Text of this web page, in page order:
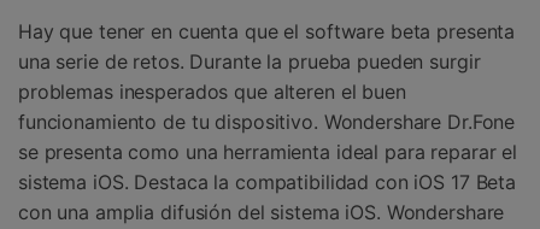
Hay que tener en cuenta que el software beta presenta
una serie de retos. Durante la prueba pueden surgir
problemas inesperados que alteren el buen
funcionamiento de tu dispositivo. Wondershare Dr.Fone
se presenta como una herramienta ideal para reparar el
sistema iOS. Destaca la compatibilidad con iOS 17 Beta
con una amplia difusión del sistema iOS. Wondershare